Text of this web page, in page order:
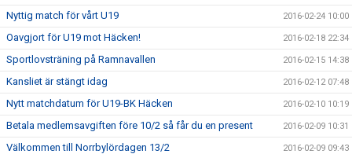
Nyttig match för vårt U19 2016-02-24 10:00
Oavgjort för U19 mot Häcken! 2016-02-18 22:34
Sportlovsträning på Ramnavallen 2016-02-15 14:38
Kansliet är stängt idag 2016-02-12 07:48
Nytt matchdatum för U19-BK Häcken 2016-02-10 10:19
Betala medlemsavgiften före 10/2 så får du en present 2016-02-09 10:31
Välkommen till Norrbylördagen 13/2 2016-02-09 09:43